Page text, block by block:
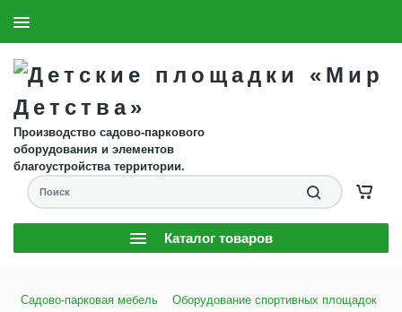
Производство садово-паркового
оборудования и элементов
благоустройства территории.
Каталог товаров
Садово-парковая мебель Оборудование спортивных площадок